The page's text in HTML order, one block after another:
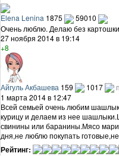
Elena Lenina 1875
59010
Очень люблю. Делаю без
27 ноября 2014 в 19:14
+8
Айгуль Акбашева 159 1017
1 марта 2014 в 12:47
Всей семьей очень любим
курицу и делаем из нее
свинины или баранины.Мясо
дня,не люблю покупать
Рейтинг: